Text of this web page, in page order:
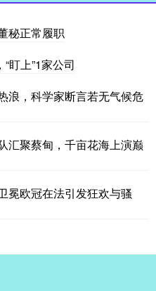
秘正常履职
盯上”1家公司
浪，科学家断言若无气候危
汇聚蔡甸，千亩花海上演巅
冕欧冠在法引发狂欢与骚